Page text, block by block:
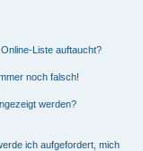
Liste auftaucht?
noch falsch!
werden?
ich aufgefordert, mich